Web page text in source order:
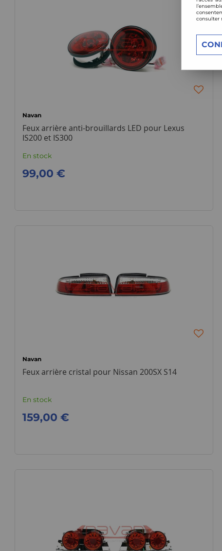
Navan
Feux arrière anti-brouillards LED pour Lexus
IS200 et IS300
En stock
99,00 €
Navan
Feux arrière cristal pour Nissan 200SX S14
En stock
159,00 €
consulter